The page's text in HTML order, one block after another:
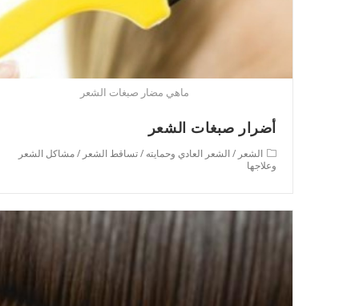
ماهي مضار صبغات الشعر
أضرار صبغات الشعر
Post
category:
الشعر /الشعر العادي وحمايته /تساقط الشعر /مشاكل الشعر
وعلاجها